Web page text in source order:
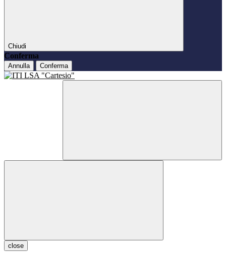
Chiudi
Conferma
Annulla Conferma
close